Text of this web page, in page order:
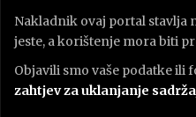
Nakladnik ovaj portal stavlja
jeste, a korištenje mora biti
Objavili smo vaše podatke
zahtjev za uklanjanje